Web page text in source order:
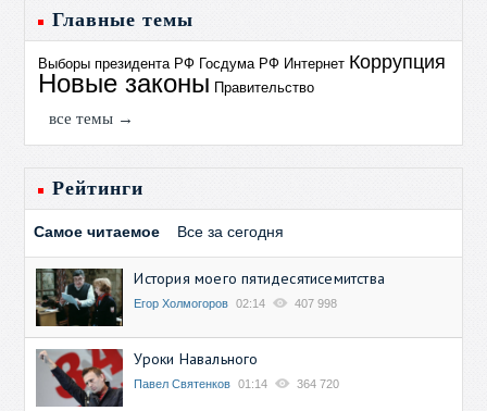
Главные темы
Выборы президента РФ Госдума РФ Интернет Коррупция
Новые законы Правительство
все темы →
Рейтинги
Самое читаемое Все за сегодня
История моего пятидесятисемитства
Егор Холмогоров 02:14 407 998
Уроки Навального
Павел Святенков 01:14 364 720